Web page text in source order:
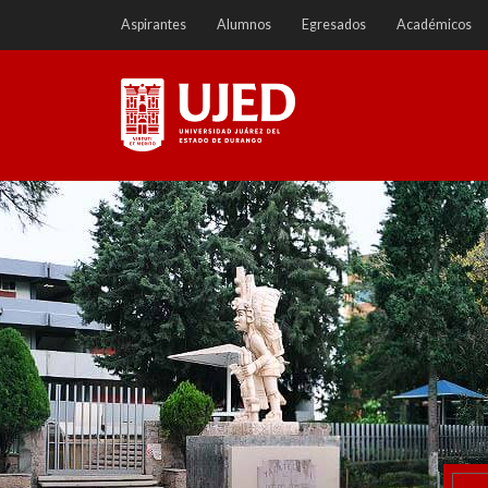
a
Aspirantes Alumnos Egresados Académicos
Universidad Juárez del
Estado de Durango